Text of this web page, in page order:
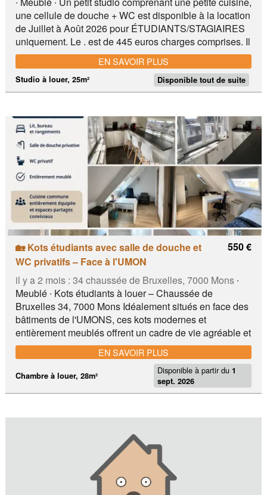
une cellule de douche + WC est disponible à la location
de Juillet à Août 2026 pour ÉTUDIANTS/STAGIAIRES​
uniquement. Le . est de 445 euros charges comprises. Il
est situé boulevard Albert Elisabeth. Delhaize
Studio à louer, 25m² Disponible tout de suite
EN SAVOIR PLUS
🏡 Kots étudiants avec salle de douche et
WC privatifs – Face à l'UMON
il y a 2 mois : 34 chaussée de Bruxelles, 7000 Mons∙
Meublé ∙ Kots étudiants à louer – Chaussée de
Bruxelles 34, 7000 Mons Idéalement situés en face des
bâtiments de l'UMONS, ces kots modernes et
entièrement meublés offrent un cadre de vie agréable et
studieux au cœur de Mons. Chaque chambre dispose
d'un espace privatif confortable comprenant un lit, un
bureau, des rangements ainsi qu'une salle de douche
privative et un WC privatif. Situation idéale : • Face aux
bâtiments de l'UMONS • Arrêts de bus à proximité
Centre-ville et gare de Mons facilement accessibles
Chambre à louer, 28m² Disponible à partir du1
sept. 2026
550 €
EN SAVOIR PLUS